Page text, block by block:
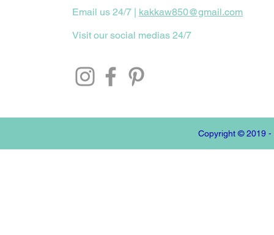
Email us 24/7 | kakkaw850@gmail.com
Visit our social medias 24/7
Copyright © 2019 -